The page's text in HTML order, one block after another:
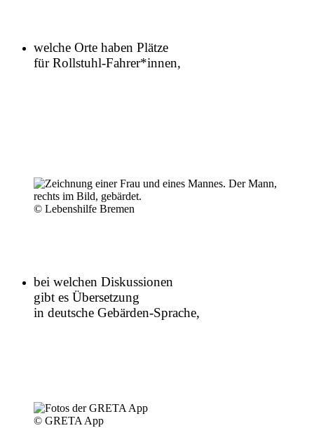
welche Orte haben Plätze
für Rollstuhl-Fahrer*innen,
© Lebenshilfe Bremen
bei welchen Diskussionen
gibt es Übersetzung
in deutsche Gebärden-Sprache,
© GRETA App